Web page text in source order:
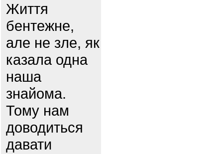
Життя
бентежне,
але не зле, як
казала одна
наша
знайома.
Тому нам
доводиться
давати